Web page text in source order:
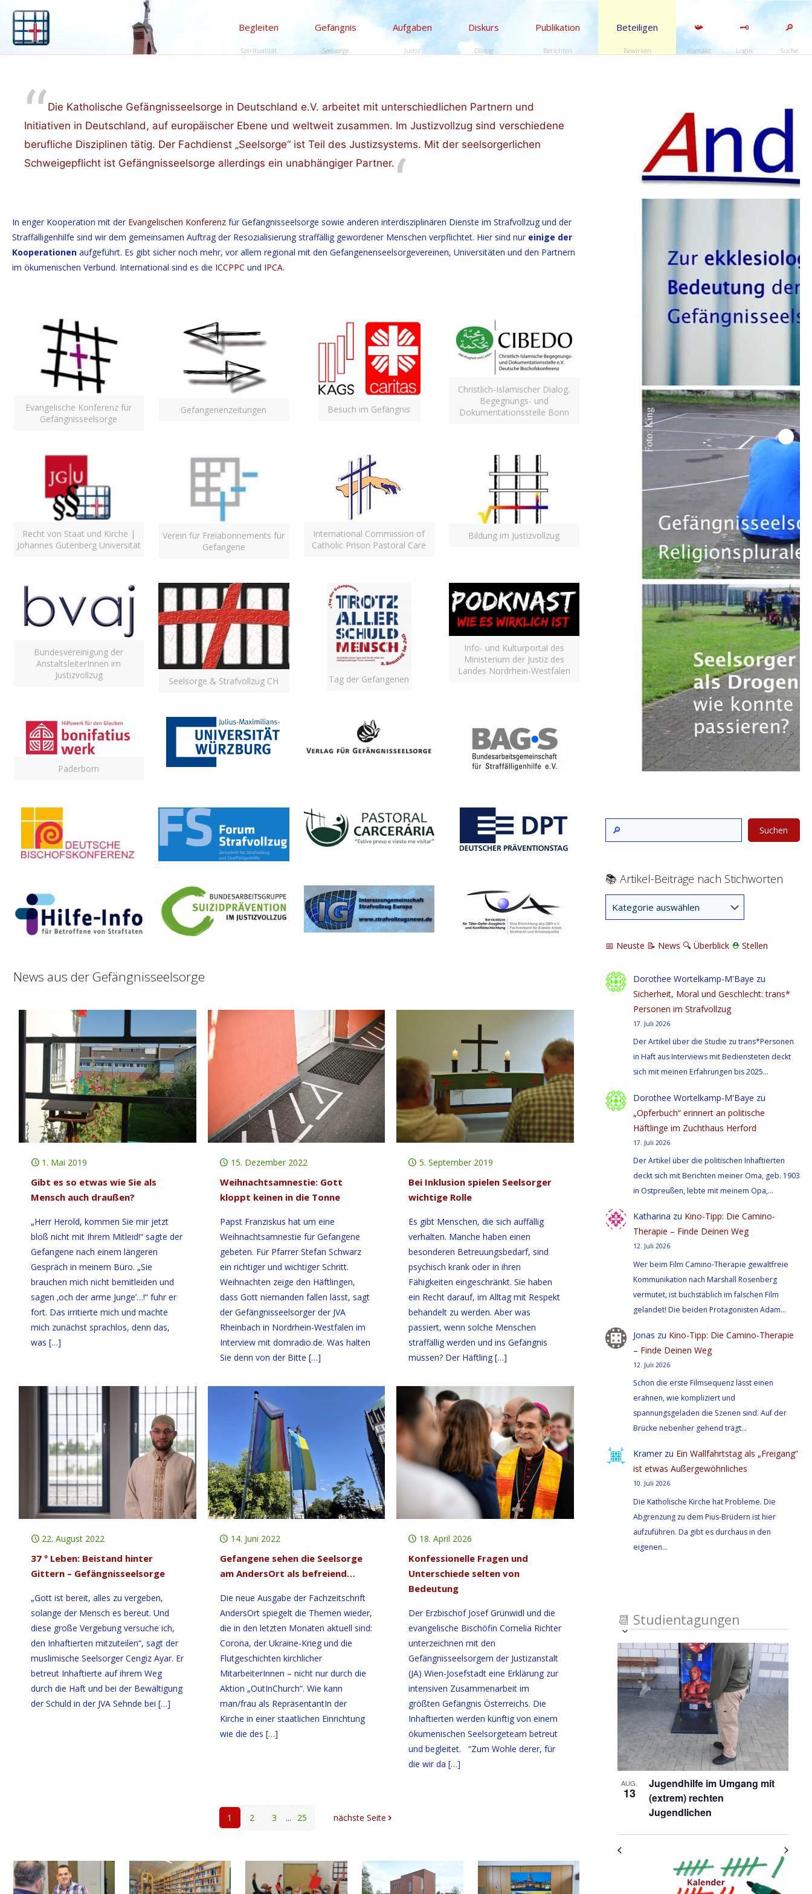
Begleiten
Spiritualität
Gefängnis
Seelsorge
Aufgaben
Justiz
Diskurs
Dialog
Publikation
Berichten
Beteiligen
Bewirken
📯
Kontakt
🗝️
Login
🔎
Suche
Die Katholische Gefängnisseelsorge in Deutschland e.V. arbeitet mit unterschiedlichen Partnern und
Initiativen in Deutschland, auf europäischer Ebene und weltweit zusammen. Im Justizvollzug sind verschiedene
berufliche Disziplinen tätig. Der Fachdienst „Seelsorge“ ist Teil des Justizsystems. Mit der seelsorgerlichen
Schweigepflicht ist Gefängnisseelsorge allerdings ein unabhängiger Partner.
In enger Kooperation mit der Evangelischen Konferenzfür Gefängnisseelsorge sowie anderen interdisziplinären Dienste im Strafvollzug und der
Straffälligenhilfe sind wir dem gemeinsamen Auftrag der Resozialisierung straffällig gewordener Menschen verpflichtet. Hier sind nur einige der
Kooperationenaufgeführt. Es gibt sicher noch mehr, vor allem regional mit den Gefangenenseelsorgevereinen, Universitäten und den Partnern
im ökumenischen Verbund. International sind es die ICCPPC und IPCA.
Evangelische Konferenz für
Gefängnisseelsorge
Gefangenenzeitungen Besuch im Gefängnis
Christlich-Islamischer Dialog.
Begegnungs- und
Dokumentationsstelle Bonn
Recht von Staat und Kirche |
Johannes Gutenberg Universität
Verein für Freiabonnements für
Gefangene
International Commission of
Catholic Prison Pastoral Care
Bildung im Justizvollzug
Bundesvereinigung der
AnstaltsleiterInnen im
Justizvollzug
Seelsorge & Strafvollzug CH Tag der Gefangenen
Info- und Kulturportal des
Ministerium der Justiz des
Landes Nordrhein-Westfalen
Paderborn
News aus der Gefängnisseelsorge
1. Mai 2019
Gibt es so etwas wie Sie als
Mensch auch draußen?
„Herr Herold, kommen Sie mir jetzt
bloß nicht mit Ihrem Mitleid!“ sagte der
Gefangene nach einem längeren
Gespräch in meinem Büro. „Sie
brauchen mich nicht bemitleiden und
sagen ‚och der arme Junge’…!“ fuhr er
fort. Das irritierte mich und machte
mich zunächst sprachlos, denn das,
was […]
15. Dezember 2022
Weihnachtsamnestie: Gott
kloppt keinen in die Tonne
Papst Franziskus hat um eine
Weihnachtsamnestie für Gefangene
gebeten. Für Pfarrer Stefan Schwarz
ein richtiger und wichtiger Schritt.
Weihnachten zeige den Häftlingen,
dass Gott niemanden fallen lässt, sagt
der Gefängnisseelsorger der JVA
Rheinbach in Nordrhein-Westfalen im
Interview mit domradio.de. Was halten
Sie denn von der Bitte […]
5. September 2019
Bei Inklusion spielen Seelsorger
wichtige Rolle
Es gibt Menschen, die sich auffällig
verhalten. Manche haben einen
besonderen Betreuungsbedarf, sind
psychisch krank oder in ihren
Fähigkeiten eingeschränkt. Sie haben
ein Recht darauf, im Alltag mit Respekt
behandelt zu werden. Aber was
passiert, wenn solche Menschen
straffällig werden und ins Gefängnis
müssen? Der Häftling[…]
22. August 2022
37 º Leben: Beistand hinter
Gittern – Gefängnisseelsorge
„Gott ist bereit, alles zu vergeben,
solange der Mensch es bereut. Und
diese große Vergebung versuche ich,
den Inhaftierten mitzuteilen“, sagt der
muslimische Seelsorger Cengiz Ayar. Er
betreut Inhaftierte auf ihrem Weg
durch die Haft und bei der Bewältigung
der Schuld in der JVA Sehnde bei […]
14. Juni 2022
Gefangene sehen die Seelsorge
am AndersOrt als befreiend…
Die neue Ausgabe der Fachzeitschrift
AndersOrt spiegelt die Themen wieder,
die in den letzten Monaten aktuell sind:
Corona, der Ukraine-Krieg und die
Flutgeschichten kirchlicher
MitarbeiterInnen – nicht nur durch die
Aktion „OutInChurch“. Wie kann
man/frau als RepräsentantIn der
Kirche in einer staatlichen Einrichtung
wie die des […]
18. April 2026
Konfessionelle Fragen und
Unterschiede selten von
Bedeutung
Der Erzbischof Josef Grünwidl und die
evangelische Bischöfin Cornelia Richter
unterzeichnen mit den
Gefängnisseelsorgern der Justizanstalt
(JA) Wien-Josefstadt eine Erklärung zur
intensiven Zusammenarbeit im
größten Gefängnis Österreichs. Die
Inhaftierten werden künftig von einem
ökumenischen Seelsorgeteam betreut
und begleitet. “Zum Wohle derer, für
die wir da […]
1 2 3 ... 25 nächste Seite
Suchen
📚 Artikel-Beiträge nach Stichworten
📅 Neuste 📝 News 🔍 Überblick ⛑ Stellen
Dorothee Wortelkamp-M'Baye zu
Sicherheit, Moral und Geschlecht: trans*
Personen im Strafvollzug
17. Juli 2026
Der Artikel über die Studie zu trans*Personen
in Haft aus Interviews mit Bediensteten deckt
sich mit meinen Erfahrungen bis 2025…
Dorothee Wortelkamp-M'Baye zu
„Opferbuch“ erinnert an politische
Häftlinge im Zuchthaus Herford
17. Juli 2026
Der Artikel über die politischen Inhaftierten
deckt sich mit Berichten meiner Oma, geb. 1903
in Ostpreußen, lebte mit meinem Opa,…
Katharina zu Kino-Tipp: Die Camino-
Therapie – Finde Deinen Weg
12. Juli 2026
Wer beim Film Camino-Therapie gewaltfreie
Kommunikation nach Marshall Rosenberg
vermutet, ist buchstäblich im falschen Film
gelandet! Die beiden Protagonisten Adam…
Jonas zu Kino-Tipp: Die Camino-Therapie
– Finde Deinen Weg
12. Juli 2026
Schon die erste Filmsequenz lässt einen
erahnen, wie kompliziert und
spannungsgeladen die Szenen sind. Auf der
Brücke nebenher gehend trägt…
Kramerzu Ein Wallfahrtstag als „Freigang“
ist etwas Außergewöhnliches
10. Juli 2026
Die Katholische Kirche hat Probleme. Die
Abgrenzung zu dem Pius-Brüdern ist hier
aufzuführen. Da gibt es durchaus in den
eigenen…
📆 Studientagungen
Ansichten-
Navigation
Veranstaltung
Ansichten-
Navigation
auswählen.
List
of
Veranstaltungen
in
Photo
View
AUG.
13
Jugendhilfe im Umgang mit
(extrem) rechten
Jugendlichen